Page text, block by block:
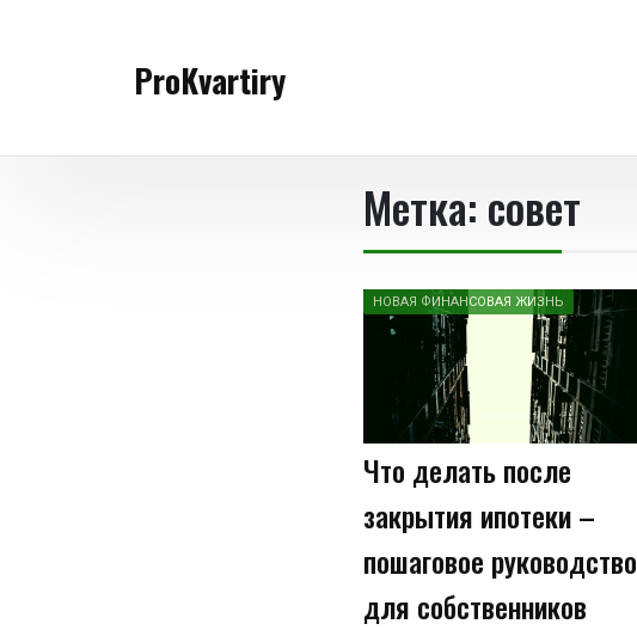
ProKvartiry
Метка: совет
НОВАЯ ФИНАНСОВАЯ ЖИЗНЬ
Что делать после
закрытия ипотеки –
пошаговое руководство
для собственников